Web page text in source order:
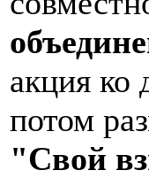
акция ко
потом
"Свой